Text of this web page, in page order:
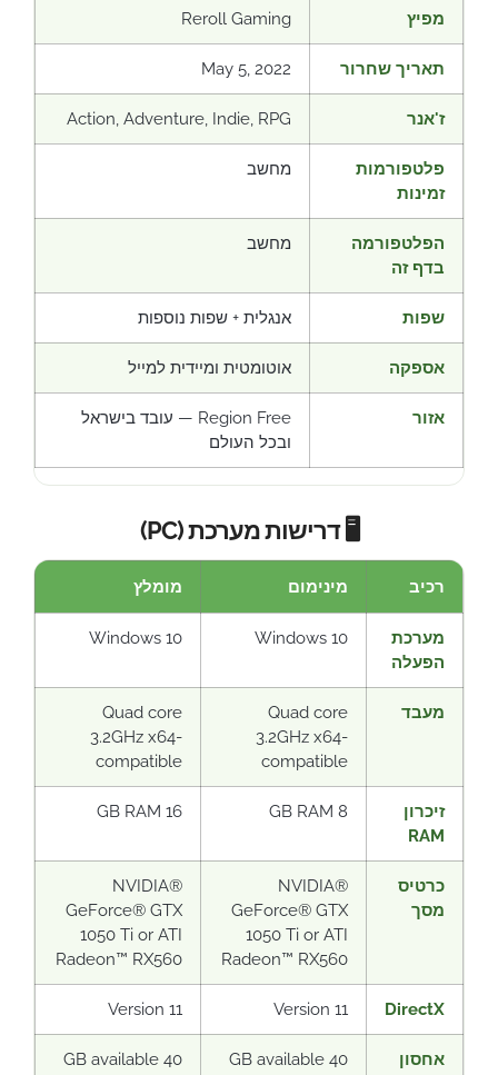
מפיץ Reroll Gaming
תאריך שחרור May 5, 2022
ז'אנר Action, Adventure, Indie, RPG
פלטפורמות
זמינות
מחשב
הפלטפורמה
בדף זה
מחשב
שפות אנגלית + שפות נוספות
אספקה אוטומטית ומיידית למייל
אזור
Region Free — עובד בישראל
ובכל העולם
🖥️ דרישות מערכת (PC)
רכיב מינימום מומלץ
מערכת
הפעלה
Windows 10
Windows 10
מעבד
Quad core
3.2GHz x64-
compatible
Quad core
3.2GHz x64-
compatible
זיכרון
RAM
8 GB RAM
16 GB RAM
כרטיס
מסך
NVIDIA®
GeForce® GTX
1050 Ti or ATI
Radeon™ RX560
NVIDIA®
GeForce® GTX
1050 Ti or ATI
Radeon™ RX560
DirectX
Version 11
Version 11
אחסון
40 GB available
40 GB available